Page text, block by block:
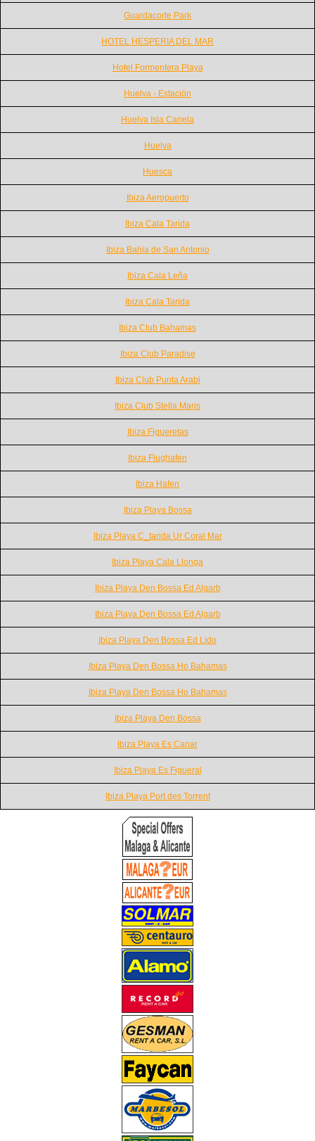
Guardacorte Park
HOTEL HESPERIA DEL MAR
Hotel Formentera Playa
Huelva - Estación
Huelva Isla Canela
Huelva
Huesca
Ibiza Aeropuerto
Ibiza Cala Tarida
Ibiza Bahia de San Antonio
Ibiza Cala Leña
Ibiza Cala Tarida
Ibiza Club Bahamas
Ibiza Club Paradise
Ibiza Club Punta Arabi
Ibiza Club Stella Maris
Ibiza Figueretas
Ibiza Flughafen
Ibiza Hafen
Ibiza Playa Bossa
Ibiza Playa C_tarida Ur Coral Mar
Ibiza Playa Cala Llonga
Ibiza Playa Den Bossa Ed Algarb
Ibiza Playa Den Bossa Ed Algarb
Ibiza Playa Den Bossa Ed Lido
Ibiza Playa Den Bossa Ho Bahamas
Ibiza Playa Den Bossa Ho Bahamas
Ibiza Playa Den Bossa
Ibiza Playa Es Canar
Ibiza Playa Es Figueral
Ibiza Playa Port des Torrent